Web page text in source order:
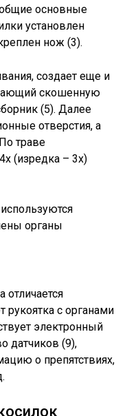
основные
установлен
нож (3).
создает еще и
скошенную
(5). Далее
отверстия, а
траве
(изредка – 3х)
органы
отличается
рукоятка с органами
электронный
датчиков (9),
о препятствиях,